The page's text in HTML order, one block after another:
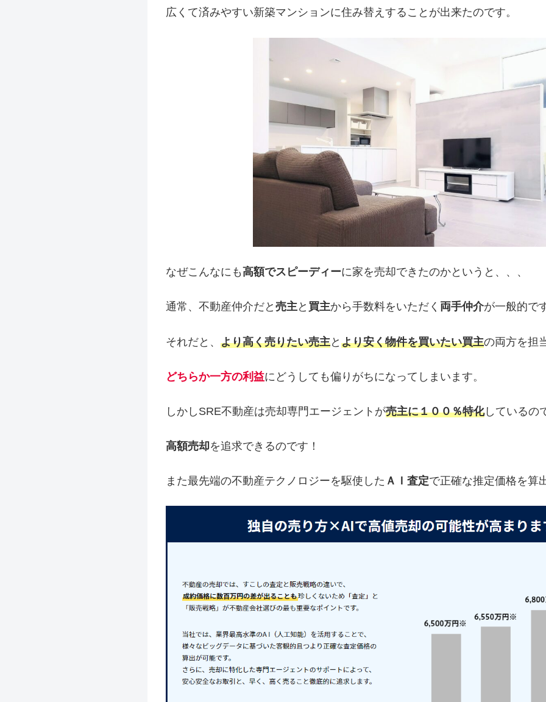
広くて済みやすい新築マンションに住み替えすることが出来たのです。
なぜこんなにも高額でスピーディーに家を売却できたのかというと、、、
通常、不動産仲介だと 売主と 買主から手数料をいただく 両手仲介が一般的で
それだと、 より高く売りたい売主と より安く物件を買いたい買主の両方を担
どちらか一方の利益にどうしても偏りがちになってしまいます。
しかしSRE不動産は売却専門エージェントが売主に１００％特化しているの
高額売却を追求できるのです！
また最先端の不動産テクノロジーを駆使した ＡＩ査定で正確な推定価格を算